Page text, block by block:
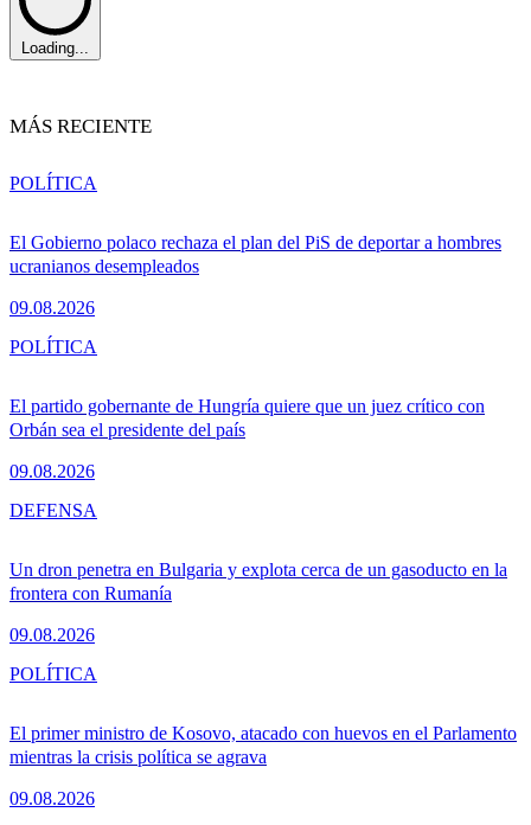
Loading...
MÁS RECIENTE
El Gobierno polaco rechaza el plan del PiS de deportar a hombres
ucranianos desempleados
09.08.2026
POLÍTICA
El partido gobernante de Hungría quiere que un juez crítico con
Orbán sea el presidente del país
09.08.2026
POLÍTICA
Un dron penetra en Bulgaria y explota cerca de un gasoducto en la
frontera con Rumanía
09.08.2026
DEFENSA
El primer ministro de Kosovo, atacado con huevos en el Parlamento
mientras la crisis política se agrava
09.08.2026
POLÍTICA